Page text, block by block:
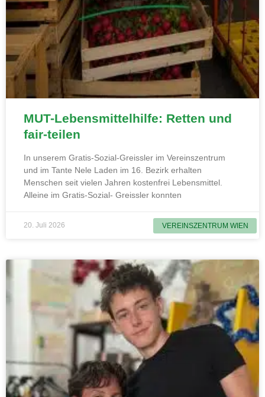
VEREINSZENTRUM WIEN
MUT-Lebensmittelhilfe: Retten und
fair-teilen
In unserem Gratis-Sozial-Greissler im Vereinszentrum
und im Tante Nele Laden im 16. Bezirk erhalten
Menschen seit vielen Jahren kostenfrei Lebensmittel.
Alleine im Gratis-Sozial- Greissler konnten
20. Juli 2026